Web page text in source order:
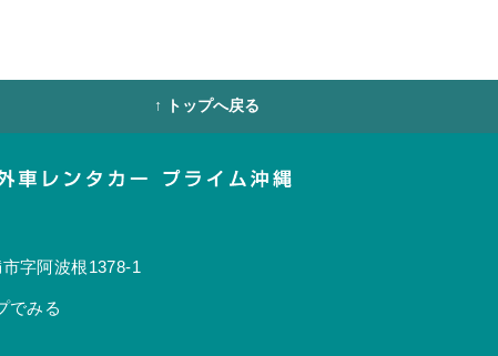
↑ トップへ戻る
字阿波根1378-1
でみる